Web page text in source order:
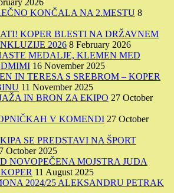
KONČALA NA 2.MESTU 8
KOPER BLESTI NA DRŽAVNEM
2026 8 February 2026
MEDALJE, KLEMEN MED
16 November 2025
IN TERESA S SREBROM – KOPER
11 November 2025
IN BRON ZA EKIPO 27 October
V KOMENDI 27 October
SE PREDSTAVI NA ŠPORT
October 2025
NOVOPEČENA MOJSTRA JUDA
11 August 2025
2024/25 ALEKSANDRU PETRAK